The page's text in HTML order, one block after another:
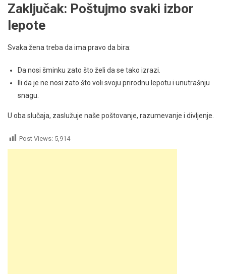
Zaključak: Poštujmo svaki izbor
lepote
Svaka žena treba da ima pravo da bira:
Da nosi šminku zato što želi da se tako izrazi.
Ili da je ne nosi zato što voli svoju prirodnu lepotu i unutrašnju
snagu.
U oba slučaja, zaslužuje naše poštovanje, razumevanje i divljenje.
Post Views: 5,914